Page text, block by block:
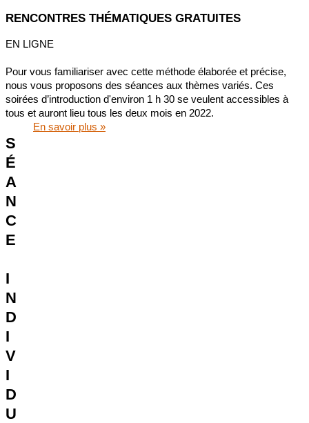
RENCONTRES THÉMATIQUES GRATUITES
EN LIGNE
Pour vous familiariser avec cette méthode élaborée et précise,
nous vous proposons des séances aux thèmes variés. Ces
soirées d’introduction d'environ 1 h 30 se veulent accessibles à
tous et auront lieu tous les deux mois en 2022.
En savoir plus »
S
É
A
N
C
E
I
N
D
I
V
I
D
U